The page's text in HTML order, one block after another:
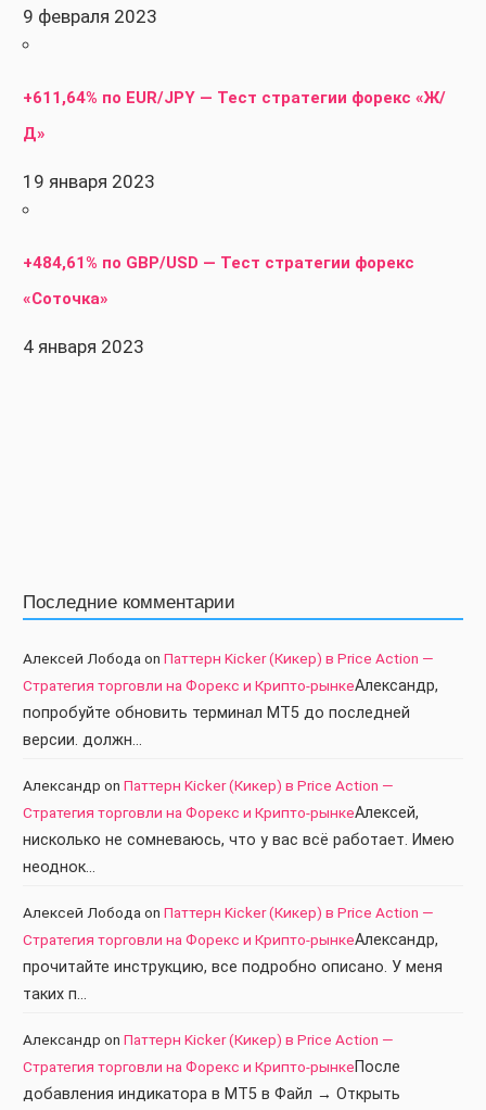
9 февраля 2023
+611,64% по EUR/JPY — Тест стратегии форекс «Ж/
Д»
19 января 2023
+484,61% по GBP/USD — Тест стратегии форекс
«Соточка»
4 января 2023
Последние комментарии
Алексей Лобода on Паттерн Kicker (Кикер) в Price Action —
Стратегия торговли на Форекс и Крипто-рынкеАлександр,
попробуйте обновить терминал МТ5 до последней
версии. должн…
Александр on Паттерн Kicker (Кикер) в Price Action —
Стратегия торговли на Форекс и Крипто-рынкеАлексей,
нисколько не сомневаюсь, что у вас всё работает. Имею
неоднок…
Алексей Лобода on Паттерн Kicker (Кикер) в Price Action —
Стратегия торговли на Форекс и Крипто-рынкеАлександр,
прочитайте инструкцию, все подробно описано. У меня
таких п…
Александр on Паттерн Kicker (Кикер) в Price Action —
Стратегия торговли на Форекс и Крипто-рынкеПосле
добавления индикатора в МТ5 в Файл → Открыть